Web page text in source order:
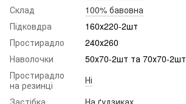
Склад
100% бавовна
Підковдра
160х220-2шт
Простирадло
240х260
Наволочки
50х70-2шт та 70х70-2шт
Простирадло
на резинці
Ні
Застібка
На ґудзиках